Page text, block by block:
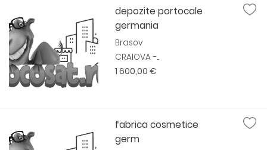
depozite portocale
germania
Brasov
CRAIOVA -...
1 600,00 €
fabrica cosmetice
germ